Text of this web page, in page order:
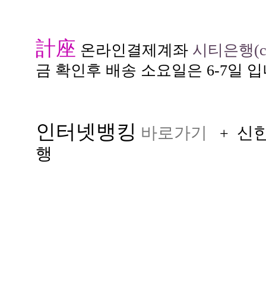
計座 온라인결제계좌 시티은행
금 확인후 배송 소요일은 6-7일
인터넷뱅킹 바로가기 + 신
행